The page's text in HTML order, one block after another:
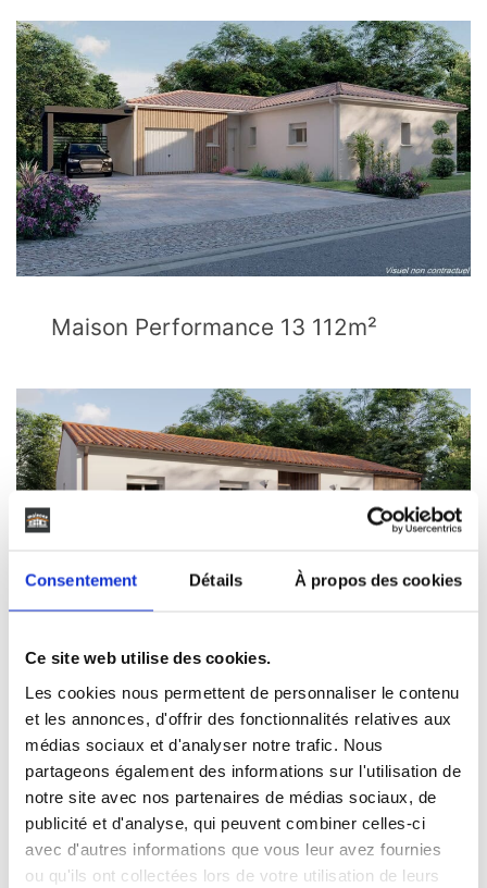
Consentement Détails À propos des cookies
Ce site web utilise des cookies.
Les cookies nous permettent de personnaliser le contenu
et les annonces, d'offrir des fonctionnalités relatives aux
médias sociaux et d'analyser notre trafic. Nous
partageons également des informations sur l'utilisation de
notre site avec nos partenaires de médias sociaux, de
publicité et d'analyse, qui peuvent combiner celles-ci
avec d'autres informations que vous leur avez fournies
ou qu'ils ont collectées lors de votre utilisation de leurs
Maison Performance 13 112m²
Maison Performance 01 102m²